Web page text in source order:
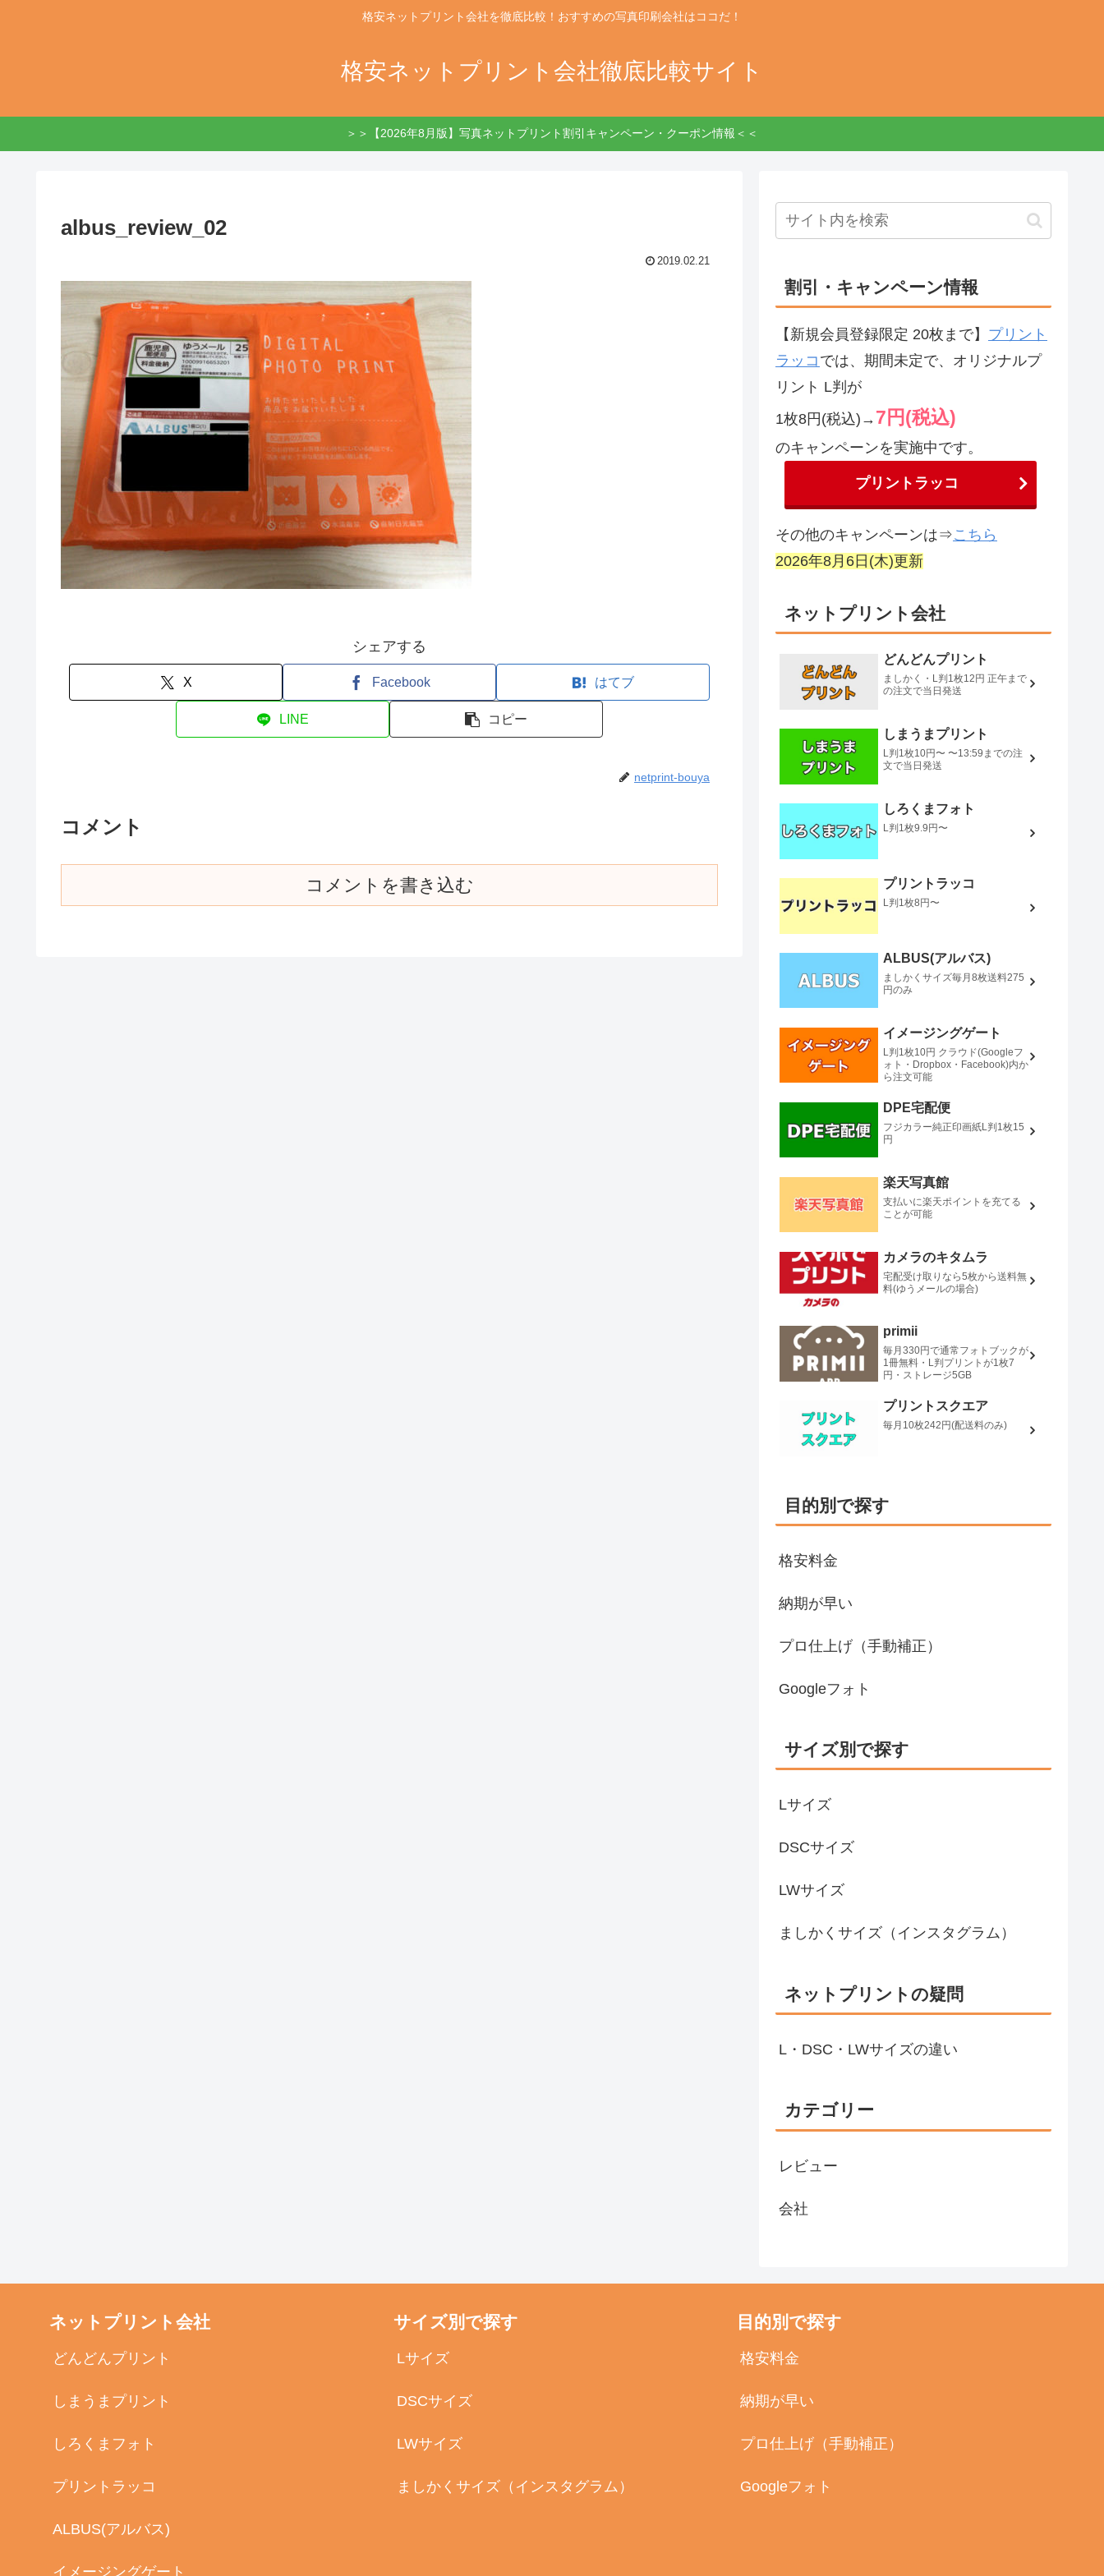
格安ネットプリント会社を徹底比較！おすすめの写真印刷会社はココだ！
格安ネットプリント会社徹底比較サイト
＞＞【2026年8月版】写真ネットプリント割引キャンペーン・クーポン情報＜＜
albus_review_02
2019.02.21
シェアする
X Facebook はてブ
LINE コピー
netprint-bouya
コメント
コメントを書き込む
割引・キャンペーン情報
【新規会員登録限定 20枚まで】 プリント
ラッコ では、期間未定で、オリジナルプ
リント L判が
1枚8円(税込)→ 7円(税込)
のキャンペーンを実施中です。
プリントラッコ
その他のキャンペーンは⇒こちら
2026年8月6日(木)更新
ネットプリント会社
どんどんプリント
ましかく・L判1枚12円 正午まで
の注文で当日発送
しまうまプリント
L判1枚10円〜 〜13:59までの注
文で当日発送
しろくまフォト
L判1枚9.9円〜
プリントラッコ
L判1枚8円〜
ALBUS(アルバス)
ましかくサイズ毎月8枚送料275
円のみ
イメージングゲート
L判1枚10円 クラウド(Googleフ
ォト・Dropbox・Facebook)内か
ら注文可能
DPE宅配便
フジカラー純正印画紙L判1枚15
円
楽天写真館
支払いに楽天ポイントを充てる
ことが可能
カメラのキタムラ
宅配受け取りなら5枚から送料無
料(ゆうメールの場合)
primii
毎月330円で通常フォトブックが
1冊無料・L判プリントが1枚7
円・ストレージ5GB
プリントスクエア
毎月10枚242円(配送料のみ)
目的別で探す
格安料金
納期が早い
プロ仕上げ（手動補正）
Googleフォト
サイズ別で探す
Lサイズ
DSCサイズ
LWサイズ
ましかくサイズ（インスタグラム）
ネットプリントの疑問
L・DSC・LWサイズの違い
カテゴリー
レビュー
会社
ネットプリント会社
どんどんプリント
しまうまプリント
しろくまフォト
プリントラッコ
ALBUS(アルバス)
イメージングゲート
サイズ別で探す
Lサイズ
DSCサイズ
LWサイズ
ましかくサイズ（インスタグラム）
目的別で探す
格安料金
納期が早い
プロ仕上げ（手動補正）
Googleフォト